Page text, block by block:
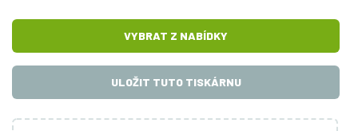
VYBRAT Z NABÍDKY
ULOŽIT TUTO TISKÁRNU